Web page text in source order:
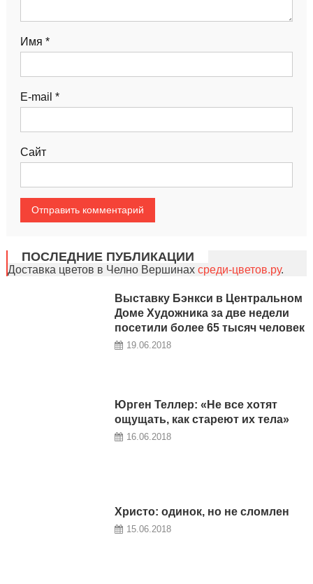
Имя *
E-mail *
Сайт
ПОСЛЕДНИЕ ПУБЛИКАЦИИ
Доставка цветов в Челно Вершинах среди-цветов.ру.
Выставку Бэнкси в Центральном
Доме Художника за две недели
посетили более 65 тысяч человек
19.06.2018
Юрген Теллер: «Не все хотят
ощущать, как стареют их тела»
16.06.2018
Христо: одинок, но не сломлен
15.06.2018